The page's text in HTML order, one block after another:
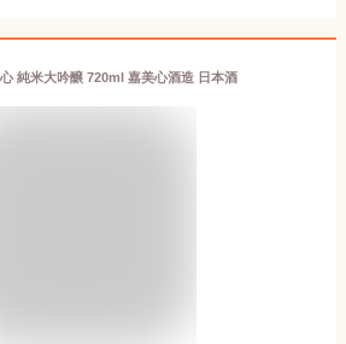
純米大吟醸 720ml 嘉美心酒造 日本酒